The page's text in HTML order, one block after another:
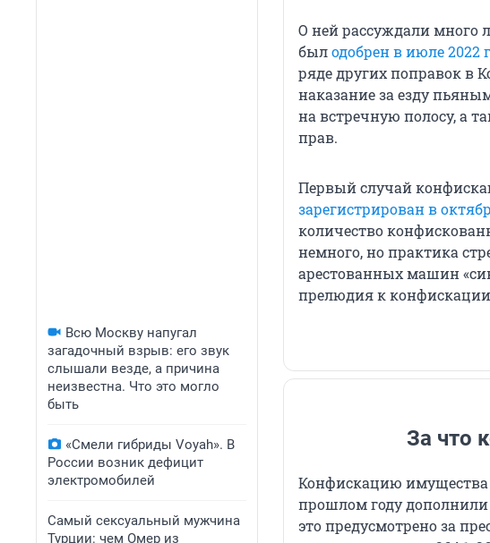
Всю Москву напугал
загадочный взрыв: его звук
слышали везде, а причина
неизвестна. Что это могло
быть
«Смели гибриды Voyah». В
России возник дефицит
электромобилей
Самый сексуальный мужчина
Турции: чем Омер из
О ней рассуждали много
былодобрен в июле 2022
ряде других поправок в
наказание за езду
на встречную полосу, а
прав.
Первый случай
зарегистрирован в
количество
немного, но практика
арестованных машин
прелюдия к
За что
Конфискацию
прошлом году
это предусмотрено за